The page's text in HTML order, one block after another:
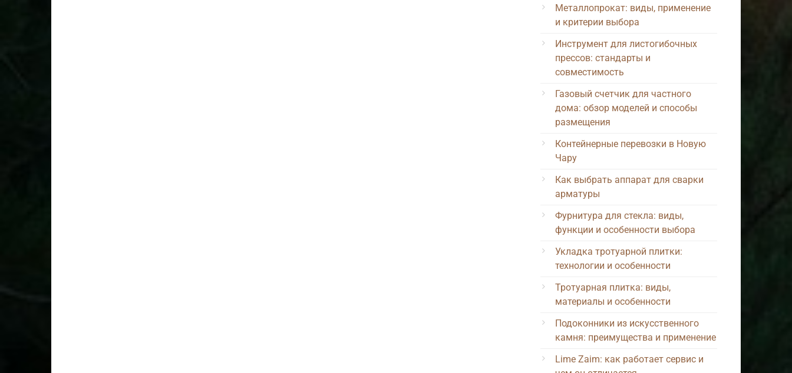
Металлопрокат: виды, применение
и критерии выбора
Инструмент для листогибочных
прессов: стандарты и
совместимость
Газовый счетчик для частного
дома: обзор моделей и способы
размещения
Контейнерные перевозки в Новую
Чару
Как выбрать аппарат для сварки
арматуры
Фурнитура для стекла: виды,
функции и особенности выбора
Укладка тротуарной плитки:
технологии и особенности
Тротуарная плитка: виды,
материалы и особенности
Подоконники из искусственного
камня: преимущества и применение
Lime Zaim: как работает сервис и